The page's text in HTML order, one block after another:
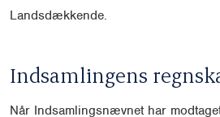
Landsdækkende.
Indsamlingens
Når Indsamlingsnævnet har